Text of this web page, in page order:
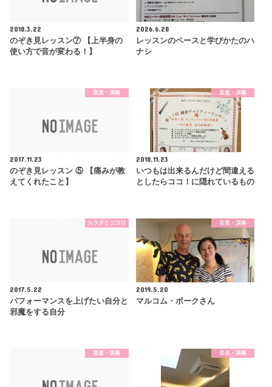
2018.3.22
のぞき見レッスン⑦ 【上半身の
使い方で音が変わる！】
2026.6.28
レッスンのペースと学びかたのハ
ナシ
音楽・演奏
2017.11.23
のぞき見レッスン ⑤ 【痛みが教
えてくれたこと】
音楽・演奏
2018.11.23
いつもは出来るんだけど間違える
としたらココ！に隠れているもの
カラダとココロ
2017.5.22
パフォーマンスを上げたい自分と
邪魔をする自分
音楽・演奏
2019.5.20
マルコム・ボークさん
音楽・演奏 音楽・演奏